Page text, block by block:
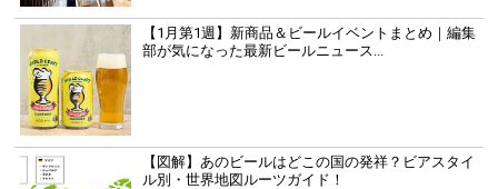
【1月第1週】新商品＆ビールイベントまとめ｜編集
部が気になった最新ビールニュース...
【図解】あのビールはどこの国の発祥？ビアスタイ
ル別・世界地図ルーツガイド！